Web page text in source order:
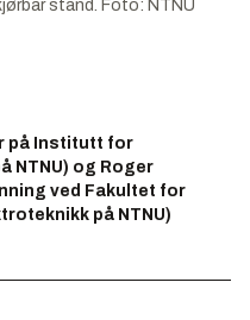
stand. Foto: NTNU
på Institutt for
NTNU) og Roger
ved Fakultet for
på NTNU)